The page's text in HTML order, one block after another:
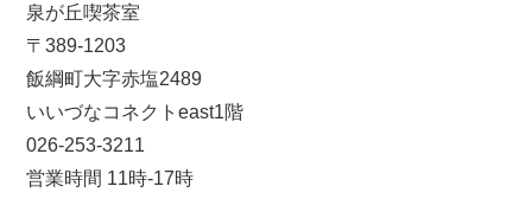
泉が丘喫茶室
〒389-1203
飯綱町大字赤塩2489
いいづなコネクトeast1階
026-253-3211
営業時間 11時-17時